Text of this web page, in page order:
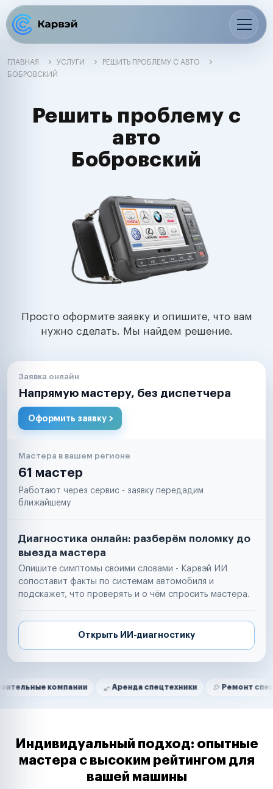
ГЛАВНАЯ УСЛУГИ
РЕШИТЬ ПРОБЛЕМУ С АВТО
БОБРОВСКИЙ
Решить проблему с
авто
Бобровский
Просто оформите заявку и опишите, что вам
нужно сделать. Мы найдем решение.
Заявка онлайн
Напрямую мастеру, без диспетчера
Оформить заявку
Мастера в вашем регионе
61 мастер
Работают через сервис - заявку передадим
ближайшему
Диагностика онлайн: разберём поломку до
выезда мастера
Опишите симптомы своими словами - Карвэй ИИ
сопоставит факты по системам автомобиля и
подскажет, что проверять и о чём спросить мастера.
Открыть ИИ-диагностику
Нам доверяют
Аренда спецтехники Ремонт спецтехники
Маркетплейсы
Таксопарки
Автодилеры
Индивидуальный подход: опытные
мастера с высоким рейтингом для
вашей машины